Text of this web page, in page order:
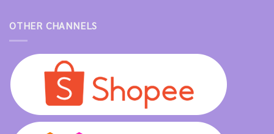
OTHER CHANNELS